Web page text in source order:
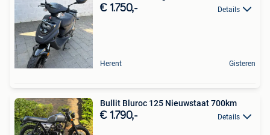
€ 1.750,- Details
Herent Gisteren
Bullit Bluroc 125 Nieuwstaat 700km
€ 1.790,- Details